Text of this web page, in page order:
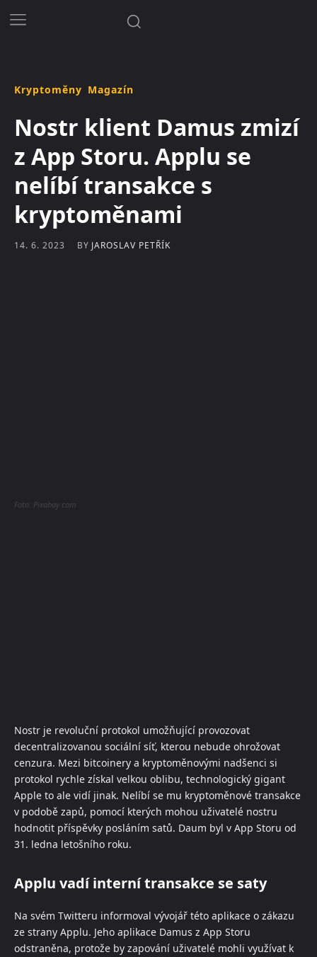
Kryptoměny Magazín
Nostr klient Damus zmizí
z App Storu. Applu se
nelíbí transakce s
kryptoměnami
14. 6. 2023 BY JAROSLAV PETŘÍK
Foto: Pixabay.com
Nostr je revoluční protokol umožňující provozovat
decentralizovanou sociální síť, kterou nebude ohrožovat
cenzura. Mezi bitcoinery a kryptoměnovými nadšenci si
protokol rychle získal velkou oblibu, technologický gigant
Apple to ale vidí jinak. Nelíbí se mu kryptoměnové transakce
v podobě zapů, pomocí kterých mohou uživatelé nostru
hodnotit příspěvky posláním satů. Daum byl v App Storu od
31. ledna letošního roku.
Applu vadí interní transakce se saty
Na svém Twitteru informoval vývojář této aplikace o zákazu
ze strany Applu. Jeho aplikace Damus z App Storu
odstraněna, protože by zapování uživatelé mohli využívat k